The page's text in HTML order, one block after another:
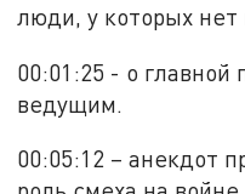
люди, у которых нет
00:01:25 - о главной
ведущим.
00:05:12 – анекдот